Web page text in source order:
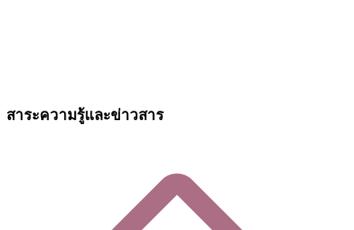
สาระความรู้และข่าวสาร